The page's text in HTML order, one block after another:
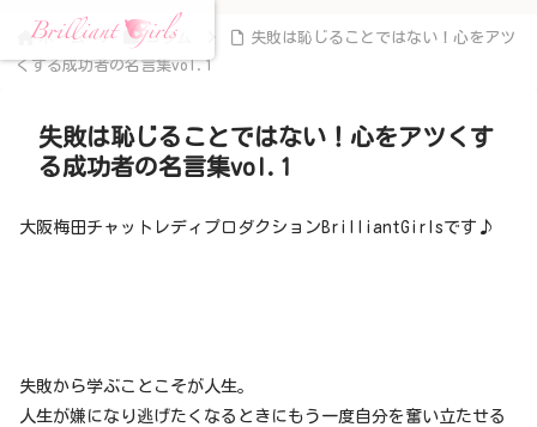
ホーム コラム
失敗は恥じることではない！心をアツ
くする成功者の名言集vol.1
失敗は恥じることではない！心をアツくす
る成功者の名言集vol.1
大阪梅田チャットレディプロダクションBrilliantGirlsです♪
失敗から学ぶことこそが人生。
人生が嫌になり逃げたくなるときにもう一度自分を奮い立たせる